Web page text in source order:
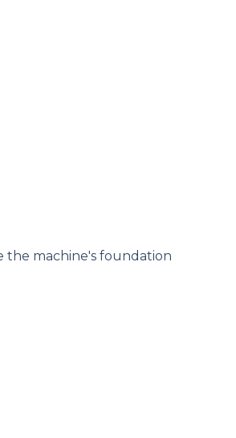
the machine's foundation